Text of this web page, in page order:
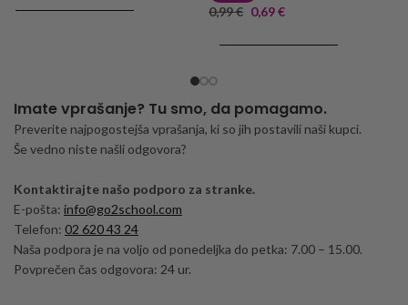
0,99€ 0,69€
Imate vprašanje? Tu smo, da pomagamo.
Preverite najpogostejša vprašanja, ki so jih postavili naši kupci.
Še vedno niste našli odgovora?
Kontaktirajte našo podporo za stranke.
E-pošta: info@go2school.com
Telefon: 02 620 43 24
Naša podpora je na voljo od ponedeljka do petka: 7.00 – 15.00.
Povprečen čas odgovora: 24 ur.